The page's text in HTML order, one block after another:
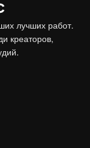
лучших работ.
креаторов,